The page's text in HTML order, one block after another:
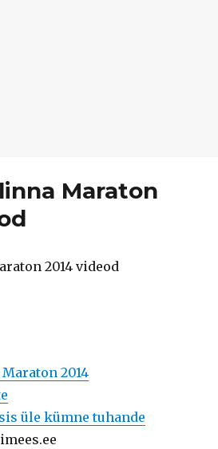
Maraton
2014 videod
2014
üle kümne tuhande